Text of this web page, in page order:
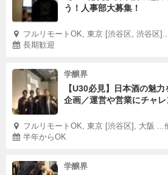
う！人事部大募集！
フルリモートOK, 東京 [渋谷区, 渋谷区
長期歓迎
学醸界
【U30必見】日本酒の魅
企画／運営や営業にチャレ
フルリモートOK, 東京 [渋谷区], 大阪 ...
半年からOK
学醸界